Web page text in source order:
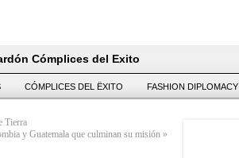
Cómplices del Exito
CÓMPLICES DEL ËXITO FASHION DIPLOMACY
Tierra
y Guatemala que culminan su misión »